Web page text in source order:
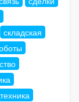
складская